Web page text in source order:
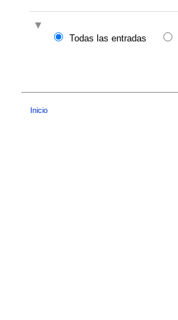
Todas las entradas
Inicio